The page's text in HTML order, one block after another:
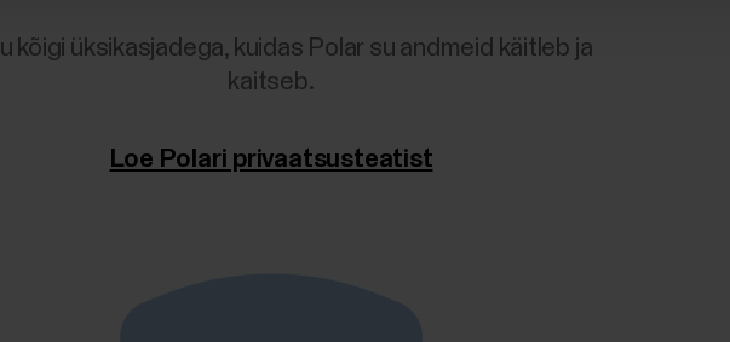
kõigi üksikasjadega, kuidas Polar su andmeid käitleb ja
kaitseb.
Loe Polari privaatsusteatist